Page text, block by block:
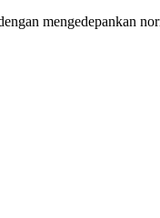
mengedepankan